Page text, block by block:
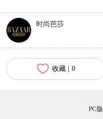
时尚芭莎
收藏 | 0
PC版